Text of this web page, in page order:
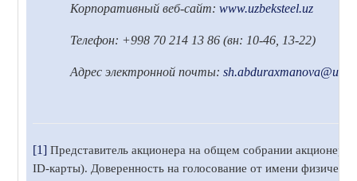
Корпоративный веб-сайт:www.uzbeksteel.uz
Телефон: +998 70 214 13 86 (вн: 10-46, 13-22)
Адрес электронной почты:sh.abduraxmanova
[1] Представитель акционера на общем собрании
ID-карты). Доверенность на голосование от имени